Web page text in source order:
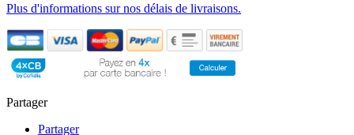
Plus d'informations sur nos délais de livraisons.
Partager
Partager